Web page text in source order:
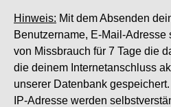
Hinweis: Mit dem Absenden
Benutzername, E-Mail-Adresse
von Missbrauch für 7 Tage die
die deinem Internetanschluss
unserer Datenbank
IP-Adresse werden